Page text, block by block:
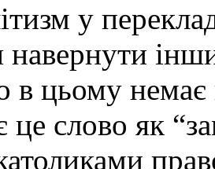
у
навернути
в цьому
це слово як